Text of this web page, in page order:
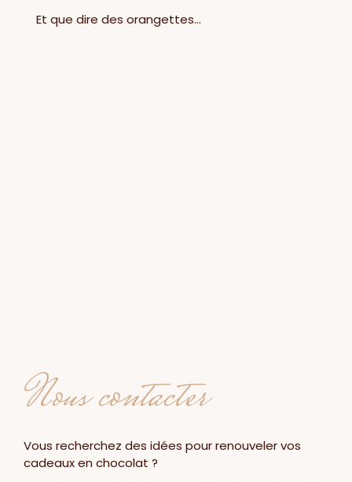
Et que dire des orangettes…
Nous contacter
Vous recherchez des idées pour renouveler vos
cadeaux en chocolat ?